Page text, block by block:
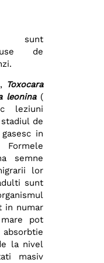
sunt
de
Toxocara
leonina(
leziuni
de
in
semne
lor
sunt
in numar
pot
la nivel
masiv